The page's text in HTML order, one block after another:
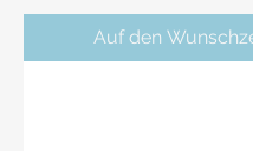
Auf den